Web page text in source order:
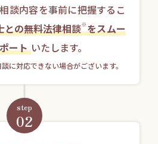
談内容を事前に把握するこ
との無料法律相談※をスムー
ート いたします。
に対応できない場合がございます。
step
02